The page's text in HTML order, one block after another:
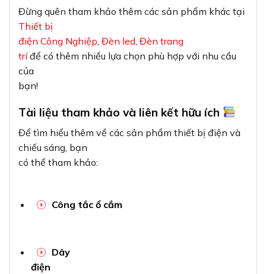
Đừng quên tham khảo thêm các sản phẩm khác tại
Thiết bị
điện Công Nghiệp Đèn led Đèn trang
tríđể có thêm nhiều lựa chọn phù hợp với nhu cầu
của
bạn!
Tài liệu tham khảo và liên kết hữu ích
Để tìm hiểu thêm về các sản phẩm thiết bị điện và
chiếu sáng, bạn
có thể tham khảo:
Công tắc ổ cắm
Dây
điện